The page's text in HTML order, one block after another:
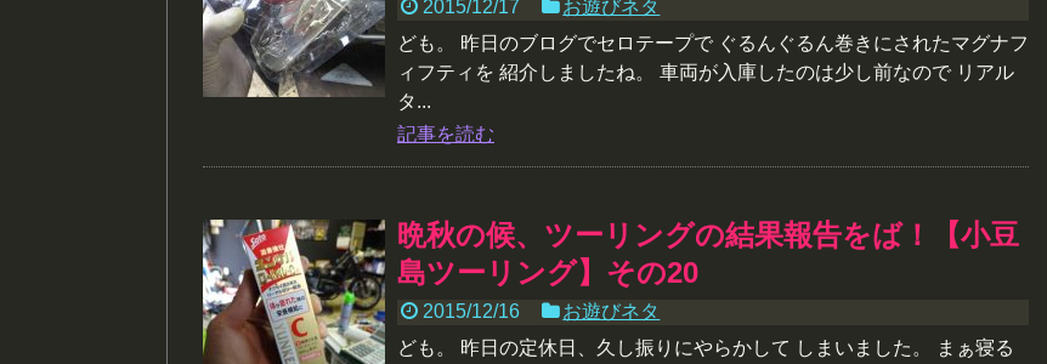
2015/12/17
お遊びネタ
ども。 昨日のブログでセロテープで ぐるんぐるん巻きにされたマグナフ
ィフティを 紹介しましたね。 車両が入庫したのは少し前なので リアル
タ...
記事を読む
晩秋の候、ツーリングの結果報告をば！【小豆
島ツーリング】その20
2015/12/16
お遊びネタ
ども。 昨日の定休日、久し振りにやらかして しまいました。 まぁ寝る